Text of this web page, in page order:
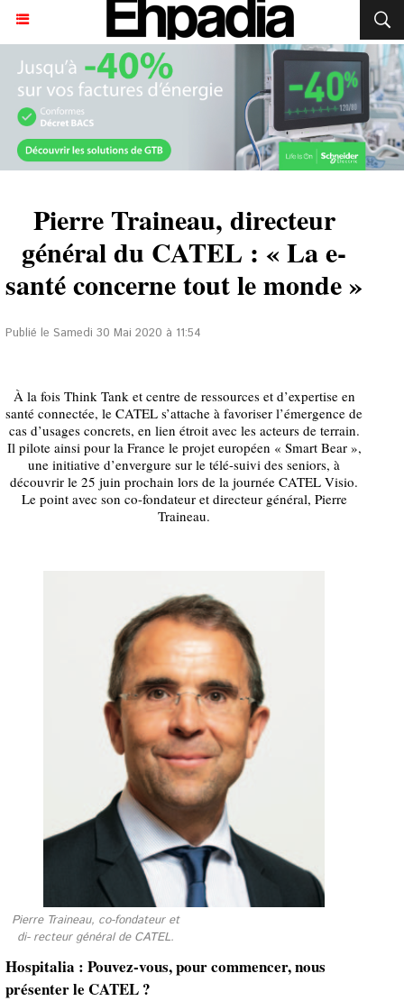
Pierre Traineau, directeur
général du CATEL : « La e-
santé concerne tout le monde »
Publié le Samedi 30 Mai 2020 à 11:54
À la fois Think Tank et centre de ressources et d’expertise en
santé connectée, le CATEL s’attache à favoriser l’émergence de
cas d’usages concrets, en lien étroit avec les acteurs de terrain.
Il pilote ainsi pour la France le projet européen « Smart Bear »,
une initiative d’envergure sur le télé-suivi des seniors, à
découvrir le 25 juin prochain lors de la journée CATEL Visio.
Le point avec son co-fondateur et directeur général, Pierre
Traineau.
Pierre Traineau, co-fondateur et
di- recteur général de CATEL.
Hospitalia : Pouvez-vous, pour commencer, nous
présenter le CATEL ?